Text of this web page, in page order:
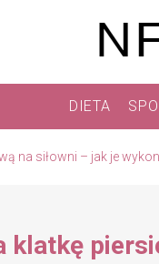
DIETA
na siłowni – jak je
klatkę